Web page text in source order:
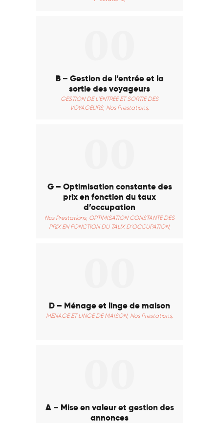
B – Gestion de l’entrée et la
sortie des voyageurs
GESTION DE L’ENTREE ET SORTIE DES
VOYAGEURS, Nos Prestations,
G – Optimisation constante des
prix en fonction du taux
d’occupation
Nos Prestations, OPTIMISATION CONSTANTE DES
PRIX EN FONCTION DU TAUX D’OCCUPATION,
D – Ménage et linge de maison
MENAGE ET LINGE DE MAISON, Nos Prestations,
A – Mise en valeur et gestion des
annonces